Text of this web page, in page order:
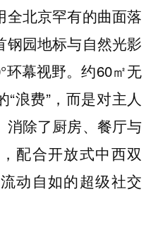
全北京罕有的曲面落
钢园地标与自然光影
环幕视野。约60㎡无
浪费”，而是对主人
消除了厨房、餐厅与
配合开放式中西双
动自如的超级社交